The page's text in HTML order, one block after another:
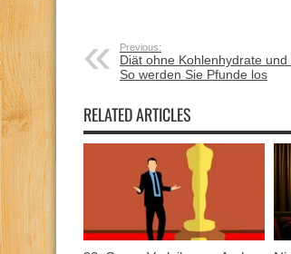
Previous:
Diät ohne Kohlenhydrate und
So werden Sie Pfunde los
RELATED ARTICLES